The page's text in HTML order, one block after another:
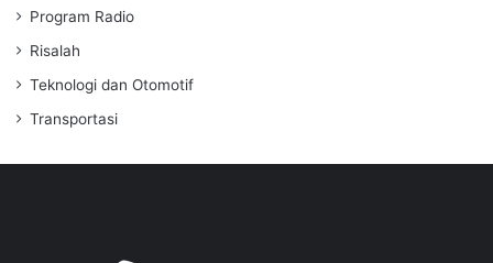
Program Radio
Risalah
Teknologi dan Otomotif
Transportasi